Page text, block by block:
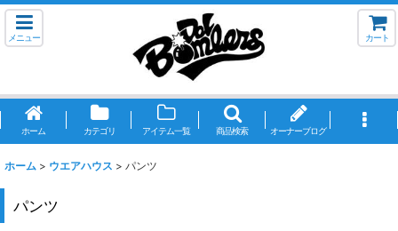
メニュー カート
ホーム カテゴリ アイテム一覧 商品検索 オーナーブログ
ホーム > ウエアハウス > パンツ
パンツ